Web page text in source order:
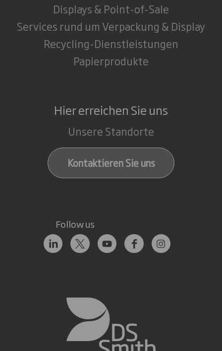
Displays & Point-of-Sale
Services rund um Verpackung & Display
Recycling-Dienstleistungen
Papierprodukte
Hier erreichen Sie uns
Unsere Standorte
Kontaktieren Sie uns
Follow us